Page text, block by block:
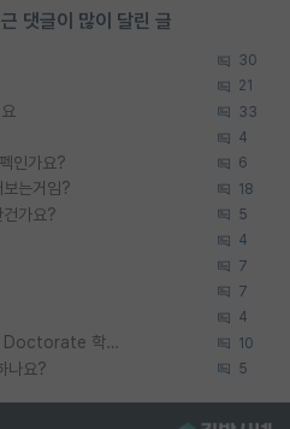
댓글이 많이 달린 글
30
21
33
4
인가요? 6
는거임? 18
가요? 5
4
7
7
4
우리나라도 학구 열풍보면 Higher Doctorate 학위가 필요하다고 봅니다. 10
나요? 5